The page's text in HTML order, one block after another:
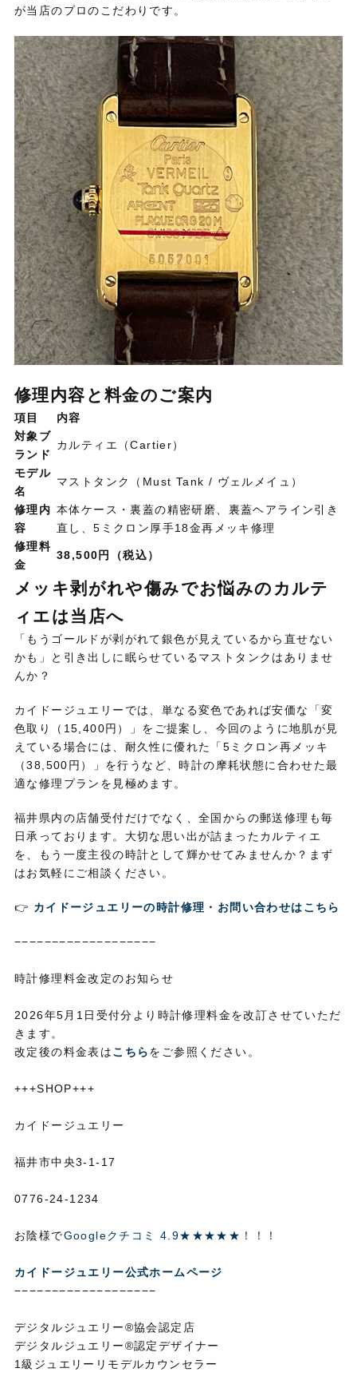
が当店のプロのこだわりです。
修理内容と料金のご案内
項目
内容
対象ブ
ランド
カルティエ（Cartier）
モデル
名
マストタンク（Must Tank / ヴェルメイュ）
修理内
容
本体ケース・裏蓋の精密研磨、裏蓋ヘアライン引き
直し、5ミクロン厚手18金再メッキ修理
修理料
金
38,500円（税込）
メッキ剥がれや傷みでお悩みのカルテ
ィエは当店へ
「もうゴールドが剥がれて銀色が見えているから直せない
かも」と引き出しに眠らせているマストタンクはありませ
んか？
カイドージュエリーでは、 単なる変色であれば安価な「変
色取り（15,400円）」をご提案し、 今回のように地肌が見
えている場合には、 耐久性に優れた「5ミクロン再メッキ
（38,500円）」を行うなど、時計の摩耗状態に合わせた最
適な修理プランを見極めます。
福井県内の店舗受付だけでなく、 全国からの郵送修理も毎
日承っております。 大切な思い出が詰まったカルティエ
を、
もう一度主役の時計として輝かせてみませんか？まず
はお気軽にご相談ください。
👉 カイドージュエリーの時計修理・お問い合わせはこちら
−−−−−−−−−−−−−−−−−−−
時計修理料金改定のお知らせ
2026年5月1日受付分より時計修理料金を改訂させていただ
きます。
改定後の料金表はこちらをご参照ください。
+++SHOP+++
カイドージュエリー
福井市中央3-1-17
0776-24-1234
お陰様でGoogleクチコミ 4.9★★★★★！！！
カイドージュエリー公式ホームページ
−−−−−−−−−−−−−−−−−−−
デジタルジュエリー®協会認定店
デジタルジュエリー®認定デザイナー
1級ジュエリーリモデルカウンセラー